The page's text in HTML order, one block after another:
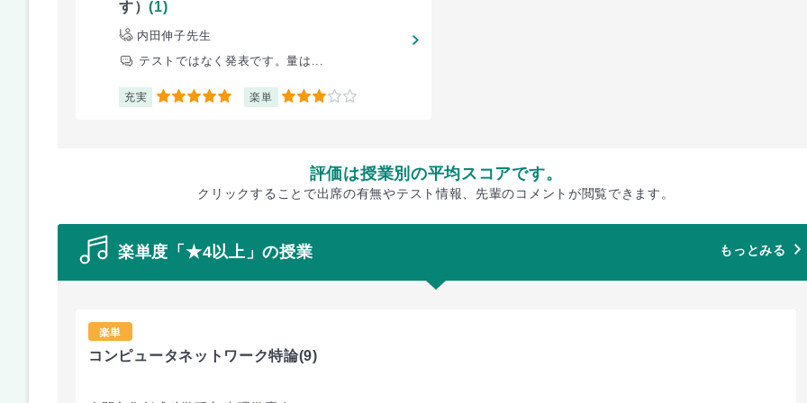
す）(1)
内田伸子先生
テストではなく発表です。量は...
充実 5 楽単 3
評価は授業別の平均スコアです。
クリックすることで出席の有無やテスト情報、先輩のコメントが閲覧できます。
楽単度「★4以上」の授業 もっとみる
楽単
コンピュータネットワーク特論(9)